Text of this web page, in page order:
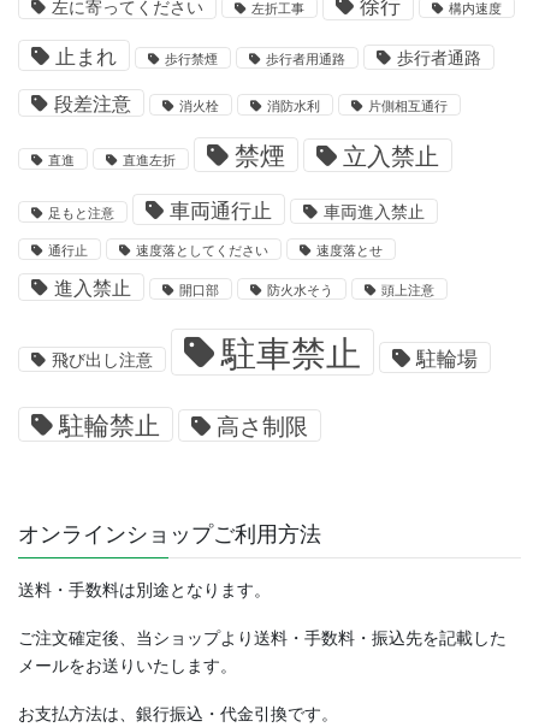
左に寄ってください 左折工事 徐行 構内速度
止まれ 歩行禁煙 歩行者用通路 歩行者通路
段差注意 消火栓 消防水利 片側相互通行
直進 直進左折 禁煙 立入禁止
足もと注意 車両通行止 車両進入禁止
通行止 速度落としてください 速度落とせ
進入禁止 開口部 防火水そう 頭上注意
飛び出し注意 駐車禁止 駐輪場
駐輪禁止 高さ制限
オンラインショップご利用方法
送料・手数料は別途となります。
ご注文確定後、当ショップより送料・手数料・振込先を記載した
メールをお送りいたします。
お支払方法は、銀行振込・代金引換です。